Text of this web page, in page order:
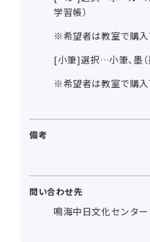
学習帳）
※希望者は教室で購入
[小筆]選択…小筆、墨（
※希望者は教室で購入
備考
問い合わせ先
鳴海中日文化センタ